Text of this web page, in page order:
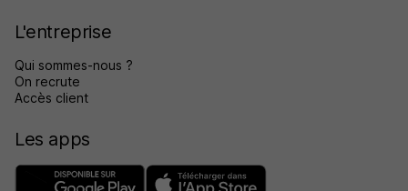
L'entreprise
Qui sommes-nous ?
On recrute
Accès client
Les apps